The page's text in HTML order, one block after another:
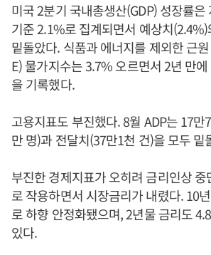
미국 2분기 국내총생산(GDP) 성장률
기준 2.1%로 집계되면서 예상치
밑돌았다. 식품과 에너지를 제외한 근
E) 물가지수는 3.7% 오르면서 2년 만
을 기록했다.
고용지표도 부진했다. 8월 ADP는 17만
만 명)과 전달치(37만1천 건)을 모두 밑
부진한 경제지표가 오히려 금리인상
로 작용하면서 시장금리가 내렸다. 10
로 하향 안정화됐으며, 2년물 금리도
있다.